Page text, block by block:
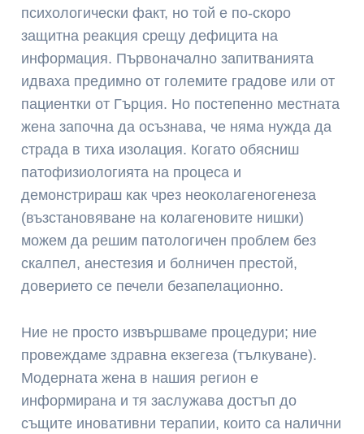
психологически факт, но той е по-скоро
защитна реакция срещу дефицита на
информация. Първоначално запитванията
идваха предимно от големите градове или от
пациентки от Гърция. Но постепенно местната
жена започна да осъзнава, че няма нужда да
страда в тиха изолация. Когато обясниш
патофизиологията на процеса и
демонстрираш как чрез неоколагеногенеза
(възстановяване на колагеновите нишки)
можем да решим патологичен проблем без
скалпел, анестезия и болничен престой,
доверието се печели безапелационно.
Ние не просто извършваме процедури; ние
провеждаме здравна екзегеза (тълкуване).
Модерната жена в нашия регион е
информирана и тя заслужава достъп до
същите иновативни терапии, които са налични